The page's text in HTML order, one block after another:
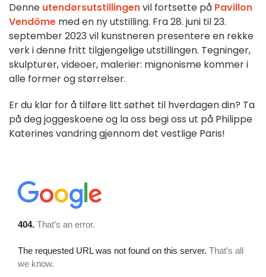
Denne utendørsutstillingenvil fortsette på Pavillon
Vendôme med en ny utstilling. Fra 28. juni til 23.
september 2023 vil kunstneren presentere en rekke
verk i denne fritt tilgjengelige utstillingen. Tegninger,
skulpturer, videoer, malerier: mignonisme kommer i
alle former og størrelser.
Er du klar for å tilføre litt søthet til hverdagen din? Ta
på deg joggeskoene og la oss begi oss ut på Philippe
Katerines vandring gjennom det vestlige Paris!